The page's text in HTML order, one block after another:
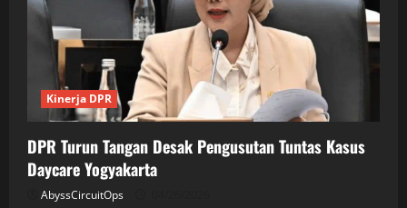
Kinerja DPR
DPR Turun Tangan Desak Pengusutan Tuntas Kasus
Daycare Yogyakarta
AbyssCircuitOps